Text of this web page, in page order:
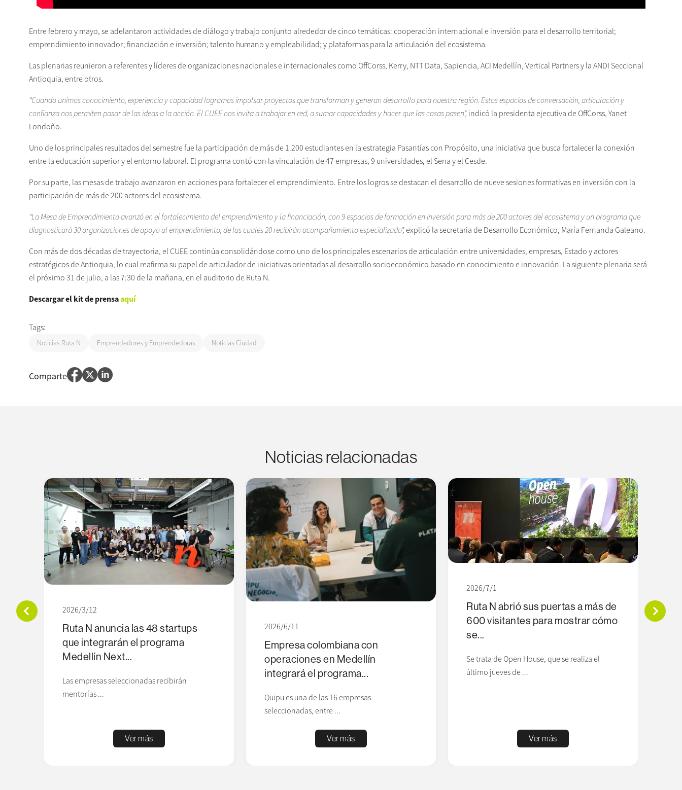
Entre febrero y mayo, se adelantaron actividades de diálogo y trabajo conjunto alrededor de cinco temáticas: cooperación internacional e inversión para el desarrollo territorial;
emprendimiento innovador; financiación e inversión; talento humano y empleabilidad; y plataformas para la articulación del ecosistema.
Las plenarias reunieron a referentes y líderes de organizaciones nacionales e internacionales como OffCorss, Kerry, NTT Data, Sapiencia, ACI Medellín, Vertical Partners y la ANDI Seccional
Antioquia, entre otros.
“Cuando unimos conocimiento, experiencia y capacidad logramos impulsar proyectos que transforman y generan desarrollo para nuestra región. Estos espacios de conversación, articulación y
confianza nos permiten pasar de las ideas a la acción. El CUEE nos invita a trabajar en red, a sumar capacidades y hacer que las cosas pasen”, indicó la presidenta ejecutiva de OffCorss, Yanet
Londoño.
Uno de los principales resultados del semestre fue la participación de más de 1.200 estudiantes en la estrategia Pasantías con Propósito, una iniciativa que busca fortalecer la conexión
entre la educación superior y el entorno laboral. El programa contó con la vinculación de 47 empresas, 9 universidades, el Sena y el Cesde.
Por su parte, las mesas de trabajo avanzaron en acciones para fortalecer el emprendimiento. Entre los logros se destacan el desarrollo de nueve sesiones formativas en inversión con la
participación de más de 200 actores del ecosistema.
“La Mesa de Emprendimiento avanzó en el fortalecimiento del emprendimiento y la financiación, con 9 espacios de formación en inversión para más de 200 actores del ecosistema y un programa que
diagnosticará 30 organizaciones de apoyo alemprendimiento, de las cuales 20 recibirán acompañamiento especializado”, explicó la secretaria de Desarrollo Económico, María Fernanda Galeano.
Con más de dos décadas de trayectoria, el CUEE continúa consolidándose como uno de los principales escenarios de articulación entre universidades, empresas, Estado y actores
estratégicos de Antioquia, lo cual reafirma su papel de articulador de iniciativas orientadas al desarrollo socioeconómico basado en conocimiento e innovación. La siguiente plenaria será
el próximo 31 de julio, a las 7:30 de la mañana, en el auditorio de Ruta N.
Descargar el kit de prensaaquí
Tags:
Noticias Ruta N Emprendedores y Emprendedoras Noticias Ciudad
Comparte
Noticias relacionadas
2026/3/12
Ruta N anuncia las 48 startups
que integrarán el programa
Medellín Next...
Las empresas seleccionadas recibirán
mentorías ...
Ver más
2026/6/11
Empresa colombiana con
operaciones en Medellín
integrará el programa...
Quipu es una de las 16 empresas
seleccionadas, entre ...
Ver más
2026/7/1
Ruta N abrió sus puertas a más de
600 visitantes para mostrar cómo
se...
Se trata de Open House, que se realiza el
último jueves de ...
Ver más